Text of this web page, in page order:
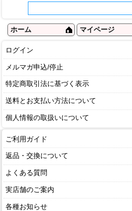
ホーム マイページ
ログイン
メルマガ申込/停止
特定商取引法に基づく表示
送料とお支払い方法について
個人情報の取扱いについて
ご利用ガイド
返品・交換について
よくある質問
実店舗のご案内
各種お知らせ